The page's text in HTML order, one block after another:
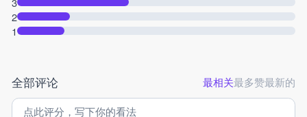
2
1
全部评论 最相关最多赞最新的